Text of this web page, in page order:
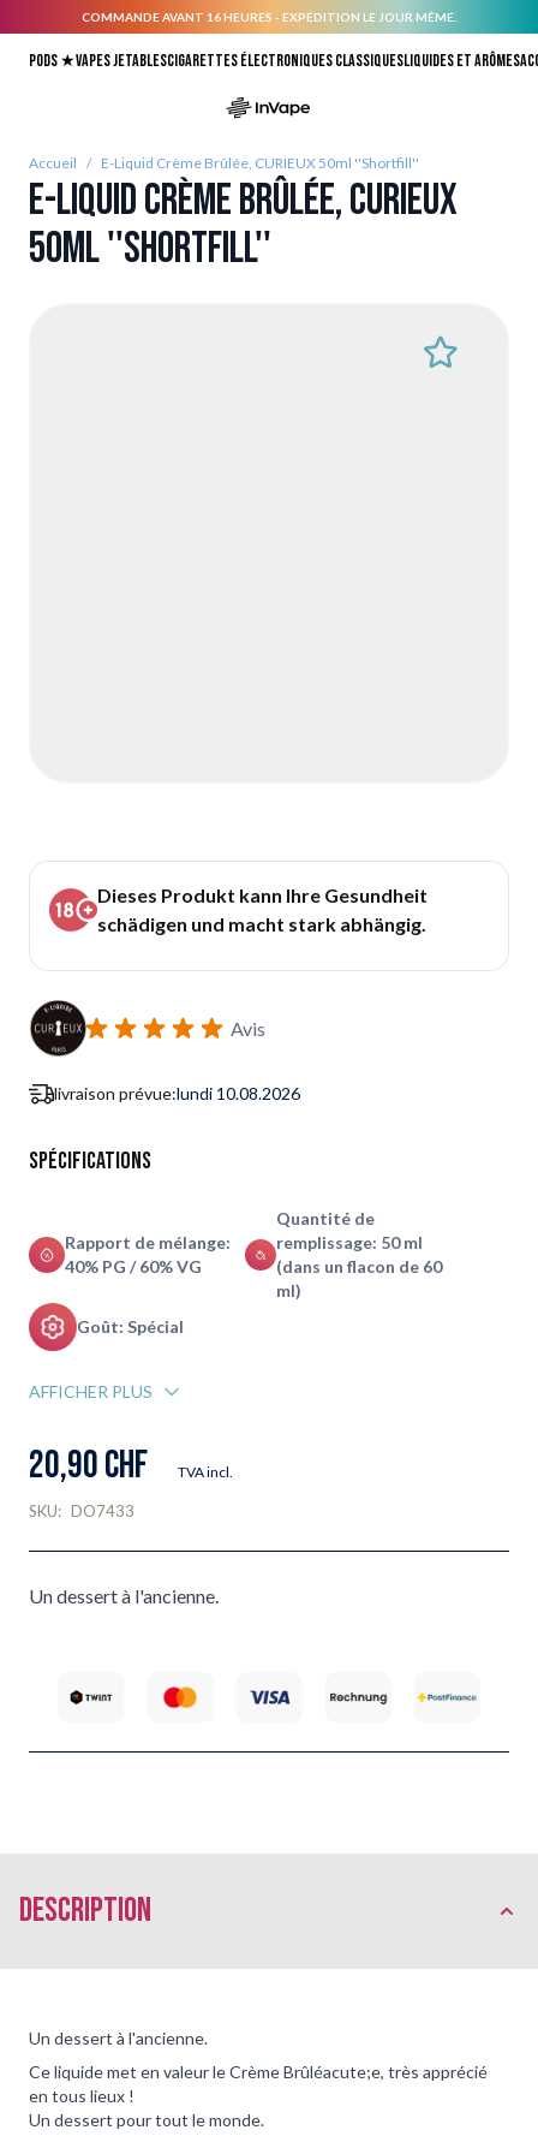
COMMANDE AVANT 16 HEURES - EXPÉDITION LE JOUR MÊME.
Pods ★Vapes jetablesCigarettes électroniques classiquesLiquides et arômes
Accueil / E-Liquid Crème Brûlée, CURIEUX 50ml ''Shortfill''
E-Liquid Crème Brûlée, CURIEUX
50ml ''Shortfill''
Dieses Produkt kann Ihre Gesundheit
schädigen und macht stark abhängig.
Avis
livraison prévue:lundi 10.08.2026
Spécifications
Rapport de mélange:
40% PG / 60% VG
Quantité de
remplissage: 50 ml
(dans un flacon de 60
ml)
Goût: Spécial
AFFICHER PLUS
20,90 CHF TVA incl.
SKU: DO7433
Un dessert à l'ancienne.
Description
Un dessert à l'ancienne.
Ce liquide met en valeur le Crème Brûléacute;e, très apprécié
en tous lieux !
Un dessert pour tout le monde.